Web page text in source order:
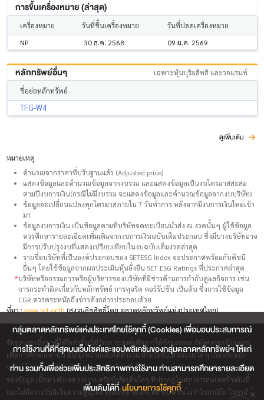
การขึ้นเครื่องหมาย (ล่าสุด)
เครื่องหมาย วันที่ขึ้นเครื่องหมาย
วันที่ปลดเครื่องหมาย
NP
30 ธ.ค. 2568 09 ม.ค. 2569
หลักทรัพย์อื่นๆ
เฉพาะหุ้นบุริมสิทธิ และวอแรนท์
ชื่อย่อหลักทรัพย์
TFG-W4
ดูเพิ่มเติม
หมายเหตุ
คำนวณจากราคาที่ปรับฐานแล้ว (Adjusted price)
แสดงข้อมูลและคำนวณข้อมูลจากงบรวม และแสดงข้อมูลเป็นงบไตรมาสสะสม
ตามปีงบการเงิน(กรณีไม่มีงบรวม จะแสดงข้อมูลและคำนวณข้อมูลจากงบบริษัท)
ข้อมูลจะเปลี่ยนแปลงทุกไตรมาสภายใน 7 วันทำการ หลังจากมีงบการเงินใหม่เข้า
มา
ข้อมูลงบการเงิน เป็นข้อมูลตามที่บริษัทจดทะเบียนนำส่ง ณ งวดนั้นๆ ผู้ใช้ข้อมูล
ควรศึกษารายละเอียดเพิ่มเติมจากงบการเงินฉบับเต็มประกอบ ซึ่งมีบางบริษัทอาจ
มีการปรับปรุงงบที่แสดงเปรียบเทียบในงบฉบับเต็มงวดล่าสุด
รายชื่อบริษัทที่เป็นองค์ประกอบของ SETESG Index จะประกาศพร้อมกับดัชนี
อื่นๆ โดยใช้ข้อมูลจากผลประเมินหุ้นยั่งยืน SET ESG Ratings ที่ประกาศล่าสุด
*บริษัทหรือกรรมการหรือผู้บริหารของบริษัทที่มีข่าวด้านการกำกับดูแลกิจการ เช่น
การกระทำผิดเกี่ยวกับหลักทรัพย์ การทุจริต คอร์รัปชัน เป็นต้น ซึ่งการใช้ข้อมูล
CGR ควรตระหนักถึงข่าวดังกล่าวประกอบด้วย
ที่มา :www.set.or.th(สงวนลิขสิทธิ์โดย ตลาดหลักทรัพย์แห่งประเทศไทย)
ข้อมูลและเนื้อหาที่ได้จัดทำขึ้นนี้มีวัตถุประสงค์เพื่อการให้ข้อมูลของบริษัทจดทะเบียนและ
เพื่อการศึกษาเท่านั้น มิได้มุ่งหมายเพื่อให้คำแนะนำหรือข้อเสนอแนะใด ๆ เกี่ยวกับหลัก
ทรัพย์ โดยตลาดหลักทรัพย์แห่งประเทศไทยมิได้รับรองความถูกต้องเหมาะสมและครบถ้วน
ของข้อมูล เนื้อหา ตัวเลข รายงานหรือข้อคิดเห็นใดๆ ที่ปรากฎในสรุปสารสนเทศข้างต้นนี้
และไม่มีความรับผิดในความสูญเสียหรือเสียหายใดๆ ที่อาจเกิดขึ้นไม่ว่าในกรณีใด ในกรณีที่
กลุ่มตลาดหลักทรัพย์แห่งประเทศไทยใช้คุกกี้ (Cookies) เพื่อมอบประสบการณ์
การใช้งานที่ดีที่สุดบนเว็บไซต์และแอปพลิเคชันของกลุ่มตลาดหลักทรัพย์ฯ ให้แก่
ท่าน รวมทั้งเพื่อช่วยเพิ่มประสิทธิภาพการใช้งาน ท่านสามารถศึกษารายละเอียด
เพิ่มเติมได้ที่นโยบายการใช้คุกกี้